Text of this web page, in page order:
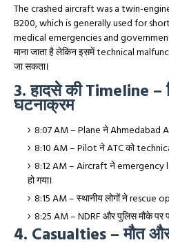
The crashed aircraft was a twin-
B200, which is generally used for
medical emergencies and
माना जाता है लेकिन इसमें technical
जा सकता।
3. हादसे की Timeline –
घटनाक्रम
8:07 AM – Plane ने Ahmedabad
8:10 AM – Pilot ने ATC को
8:12 AM – Aircraft ने emergency
हो गया।
8:15 AM – स्थानीय लोगों ने rescue
8:25 AM – NDRF और पुलिस मौके पर
4. Casualties – मौत